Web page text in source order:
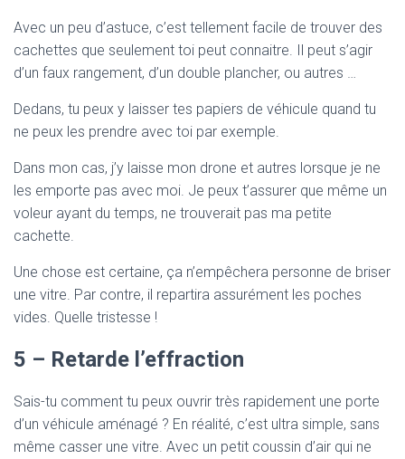
Avec un peu d’astuce, c’est tellement facile de trouver des
cachettes que seulement toi peut connaitre. Il peut s’agir
d’un faux rangement, d’un double plancher, ou autres …
Dedans, tu peux y laisser tes papiers de véhicule quand tu
ne peux les prendre avec toi par exemple.
Dans mon cas, j’y laisse mon drone et autres lorsque je ne
les emporte pas avec moi. Je peux t’assurer que même un
voleur ayant du temps, ne trouverait pas ma petite
cachette.
Une chose est certaine, ça n’empêchera personne de briser
une vitre. Par contre, il repartira assurément les poches
vides. Quelle tristesse !
5 – Retarde l’effraction
Sais-tu comment tu peux ouvrir très rapidement une porte
d’un véhicule aménagé ? En réalité, c’est ultra simple, sans
même casser une vitre. Avec un petit coussin d’air qui ne